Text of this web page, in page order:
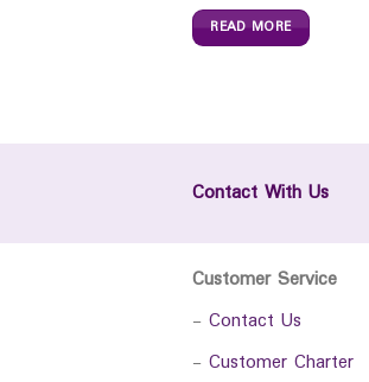
READ MORE
Contact With Us
Customer Service
- Contact Us
- Customer Charter